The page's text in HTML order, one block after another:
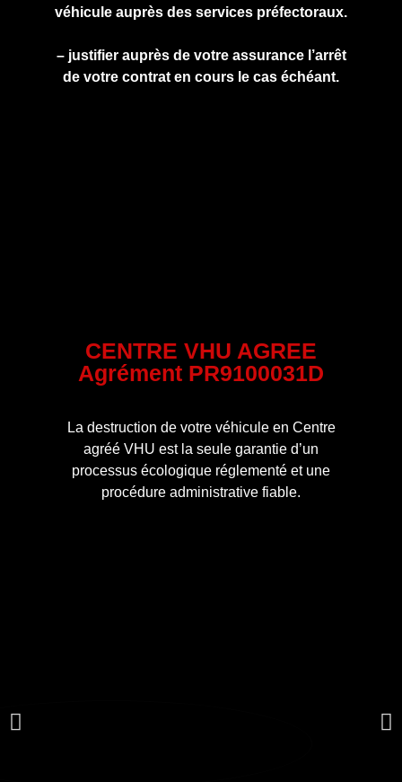
véhicule auprès des services préfectoraux.
– justifier auprès de votre assurance l’arrêt
de votre contrat en cours le cas échéant.
CENTRE VHU AGREE
Agrément PR9100031D
La destruction de votre véhicule en Centre
agréé VHU est la seule garantie d’un
processus écologique réglementé et une
procédure administrative fiable.